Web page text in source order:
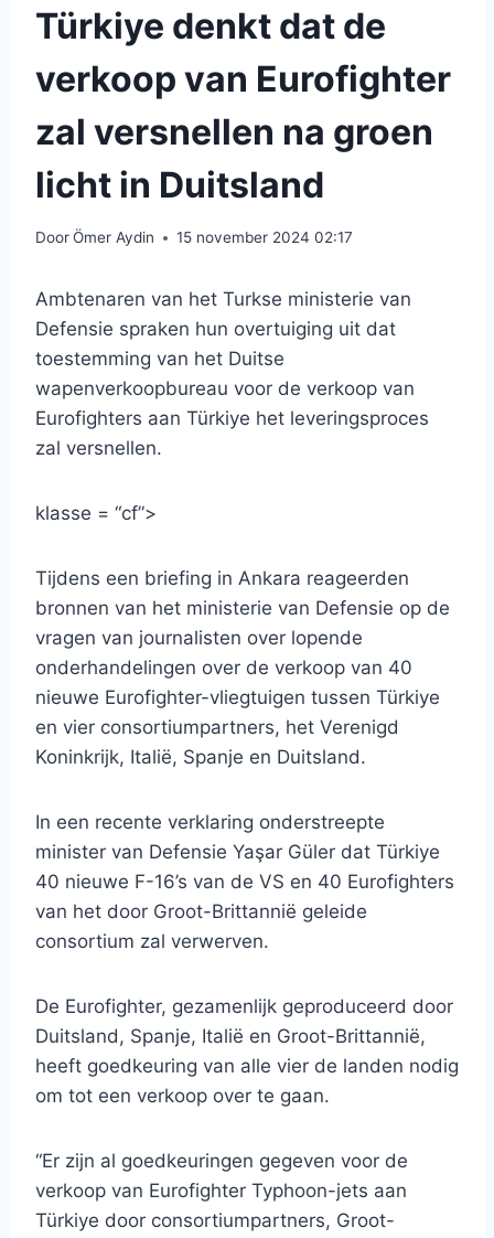
Türkiye denkt dat de
verkoop van Eurofighter
zal versnellen na groen
licht in Duitsland
DoorÖmer Aydin 15 november 2024 02:17
Ambtenaren van het Turkse ministerie van
Defensie spraken hun overtuiging uit dat
toestemming van het Duitse
wapenverkoopbureau voor de verkoop van
Eurofighters aan Türkiye het leveringsproces
zal versnellen.
klasse = “cf”>
Tijdens een briefing in Ankara reageerden
bronnen van het ministerie van Defensie op de
vragen van journalisten over lopende
onderhandelingen over de verkoop van 40
nieuwe Eurofighter-vliegtuigen tussen Türkiye
en vier consortiumpartners, het Verenigd
Koninkrijk, Italië, Spanje en Duitsland.
In een recente verklaring onderstreepte
minister van Defensie Yaşar Güler dat Türkiye
40 nieuwe F-16’s van de VS en 40 Eurofighters
van het door Groot-Brittannië geleide
consortium zal verwerven.
De Eurofighter, gezamenlijk geproduceerd door
Duitsland, Spanje, Italië en Groot-Brittannië,
heeft goedkeuring van alle vier de landen nodig
om tot een verkoop over te gaan.
“Er zijn al goedkeuringen gegeven voor de
verkoop van Eurofighter Typhoon-jets aan
Türkiye door consortiumpartners, Groot-